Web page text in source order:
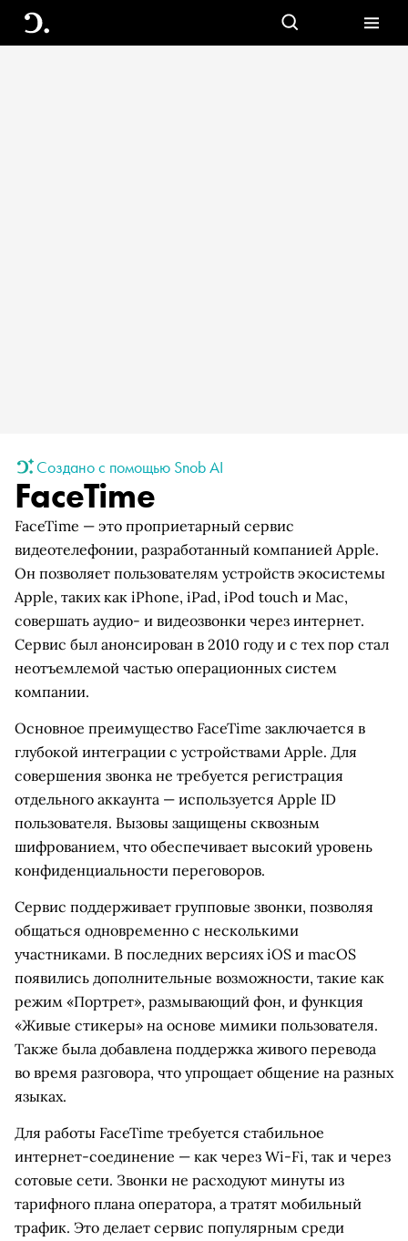
Создано с помощью Snob AI
FaceTime
FaceTime — это проприетарный сервис
видеотелефонии, разработанный компанией Apple.
Он позволяет пользователям устройств экосистемы
Apple, таких как iPhone, iPad, iPod touch и Mac,
совершать аудио- и видеозвонки через интернет.
Сервис был анонсирован в 2010 году и с тех пор стал
неотъемлемой частью операционных систем
компании.
Основное преимущество FaceTime заключается в
глубокой интеграции с устройствами Apple. Для
совершения звонка не требуется регистрация
отдельного аккаунта — используется Apple ID
пользователя. Вызовы защищены сквозным
шифрованием, что обеспечивает высокий уровень
конфиденциальности переговоров.
Сервис поддерживает групповые звонки, позволяя
общаться одновременно с несколькими
участниками. В последних версиях iOS и macOS
появились дополнительные возможности, такие как
режим «Портрет», размывающий фон, и функция
«Живые стикеры» на основе мимики пользователя.
Также была добавлена поддержка живого перевода
во время разговора, что упрощает общение на разных
языках.
Для работы FaceTime требуется стабильное
интернет-соединение — как через Wi-Fi, так и через
сотовые сети. Звонки не расходуют минуты из
тарифного плана оператора, а тратят мобильный
трафик. Это делает сервис популярным среди